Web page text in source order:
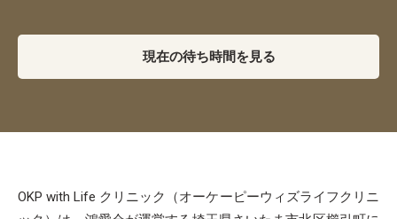
現在の待ち時間を見る
OKP with Life クリニック（オーケーピーウィズライフクリニ